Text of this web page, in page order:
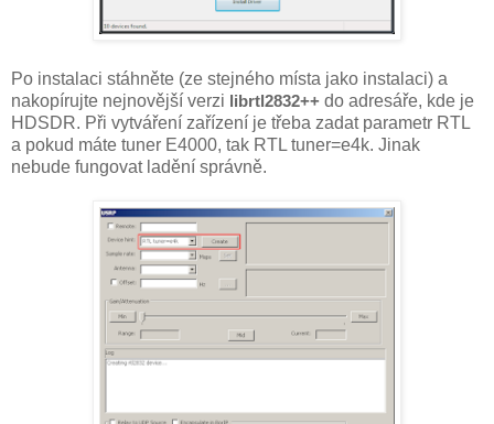
Po instalaci stáhněte (ze stejného místa jako instalaci) a
nakopírujte nejnovější verzi librtl2832++ do adresáře, kde je
HDSDR. Při vytváření zařízení je třeba zadat parametr RTL
a pokud máte tuner E4000, tak RTL tuner=e4k. Jinak
nebude fungovat ladění správně.